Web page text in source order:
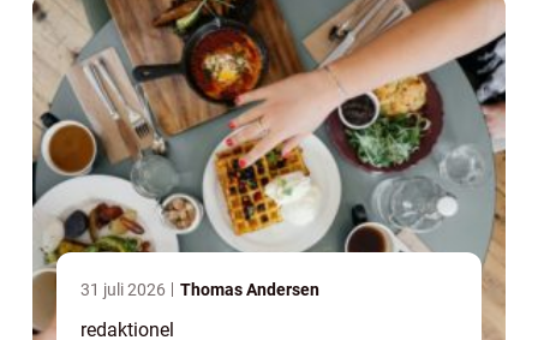
31 juli 2026 Thomas Andersen
redaktionel